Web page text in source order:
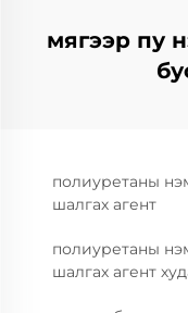
мягээр пу
полиуретаны
шалгах агент
полиуретаны
шалгах агент